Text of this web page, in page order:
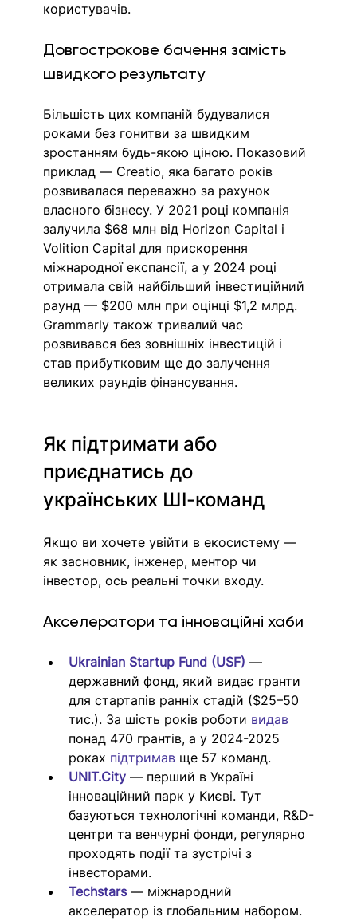
користувачів.
Довгострокове бачення замість
швидкого результату
Більшість цих компаній будувалися
роками без гонитви за швидким
зростанням будь-якою ціною. Показовий
приклад — Creatio, яка багато років
розвивалася переважно за рахунок
власного бізнесу. У 2021 році компанія
залучила $68 млн від Horizon Capital і
Volition Capital для прискорення
міжнародної експансії, а у 2024 році
отримала свій найбільший інвестиційний
раунд — $200 млн при оцінці $1,2 млрд.
Grammarly також тривалий час
розвивався без зовнішніх інвестицій і
став прибутковим ще до залучення
великих раундів фінансування.
Як підтримати або
приєднатись до
українських ШІ-команд
Якщо ви хочете увійти в екосистему —
як засновник, інженер, ментор чи
інвестор, ось реальні точки входу.
Акселератори та інноваційні хаби
Ukrainian Startup Fund (USF) —
державний фонд, який видає гранти
для стартапів ранніх стадій ($25–50
тис.). За шість років роботи видав
понад 470 грантів, а у 2024-2025
роках підтримав ще 57 команд.
UNIT.City — перший в Україні
інноваційний парк у Києві. Тут
базуються технологічні команди, R&D-
центри та венчурні фонди, регулярно
проходять події та зустрічі з
інвесторами.
Techstars — міжнародний
акселератор із глобальним набором.